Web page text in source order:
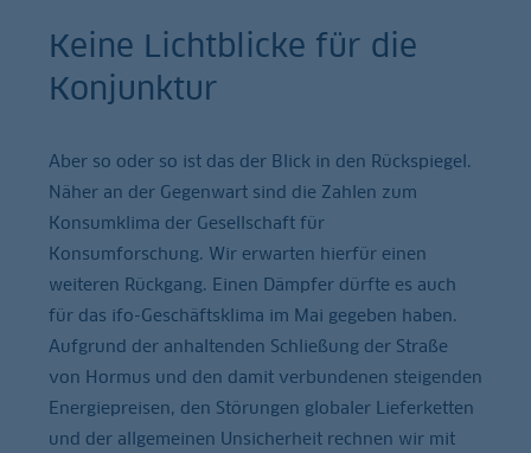
Keine Lichtblicke für die
Konjunktur
Aber so oder so ist das der Blick in den Rückspiegel.
Näher an der Gegenwart sind die Zahlen zum
Konsumklima der Gesellschaft für
Konsumforschung. Wir erwarten hierfür einen
weiteren Rückgang. Einen Dämpfer dürfte es auch
für das ifo-Geschäftsklima im Mai gegeben haben.
Aufgrund der anhaltenden Schließung der Straße
von Hormus und den damit verbundenen steigenden
Energiepreisen, den Störungen globaler Lieferketten
und der allgemeinen Unsicherheit rechnen wir mit